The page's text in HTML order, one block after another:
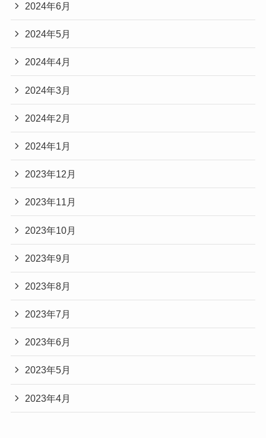
2024年6月
2024年5月
2024年4月
2024年3月
2024年2月
2024年1月
2023年12月
2023年11月
2023年10月
2023年9月
2023年8月
2023年7月
2023年6月
2023年5月
2023年4月